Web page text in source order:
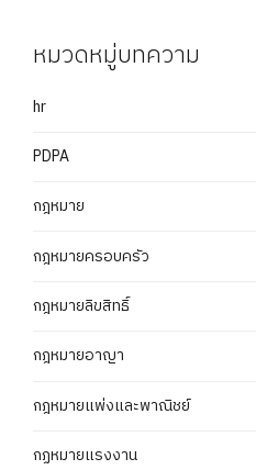
หมวดหมู่บทความ
hr
PDPA
กฎหมาย
กฎหมายครอบครัว
กฎหมายลิขสิทธิ์
กฎหมายอาญา
กฎหมายแพ่งและพาณิชย์
กฏหมายแรงงาน